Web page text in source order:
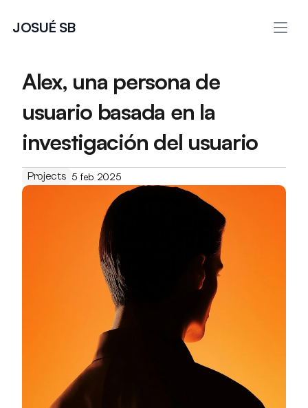
JOSUÉ SB
Alex, una persona de
usuario basada en la
investigación del usuario
Projects 5 feb 2025